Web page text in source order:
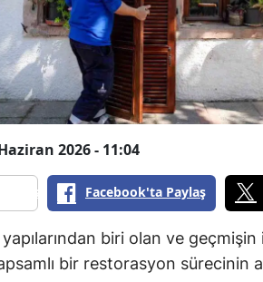
2026 - 11:04
Facebook'ta Paylaş
yapılarından biri olan ve
bir restorasyon sürecinin